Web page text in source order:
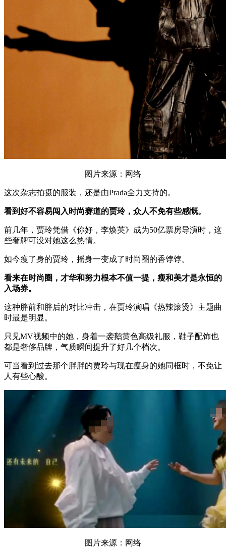
图片来源：网络
这次杂志拍摄的服装，还是由Prada全力支持的。
看到好不容易闯入时尚赛道的贾玲，众人不免有些感慨。
前几年，贾玲凭借《你好，李焕英》成为50亿票房导演时，这
些奢牌可没对她这么热情。
如今瘦了身的贾玲，摇身一变成了时尚圈的香饽饽。
看来在时尚圈，才华和努力根本不值一提，瘦和美才是永恒的
入场券。
这种胖前和胖后的对比冲击，在贾玲演唱《热辣滚烫》主题曲
时最是明显。
只见MV视频中的她，身着一袭鹅黄色高级礼服，鞋子配饰也
都是奢侈品牌，气质瞬间提升了好几个档次。
可当看到过去那个胖胖的贾玲与现在瘦身的她同框时，不免让
人有些心酸。
图片来源：网络